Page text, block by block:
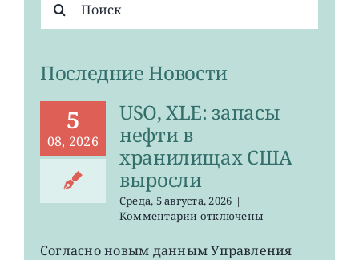
поиска:
Последние Новости
5
08, 2026
USO, XLE: запасы
нефти в
хранилищах США
выросли
Среда, 5 августа, 2026 |
Комментариик
USO,
отключены
Согласно новым данным Управления